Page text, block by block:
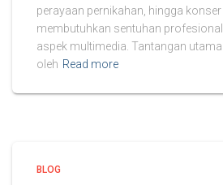
perayaan pernikahan, hingga konser
membutuhkan sentuhan
aspek multimedia. Tantangan
oleh Read more
BLOG